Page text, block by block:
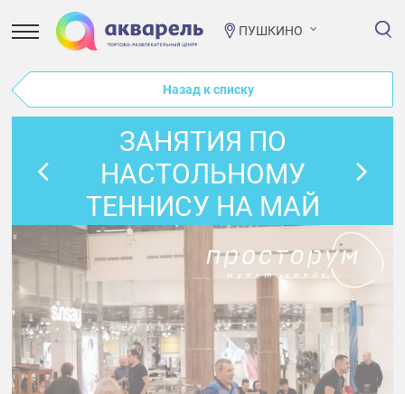
ПУШКИНО
Назад к списку
ЗАНЯТИЯ ПО
НАСТОЛЬНОМУ
ТЕННИСУ НА МАЙ